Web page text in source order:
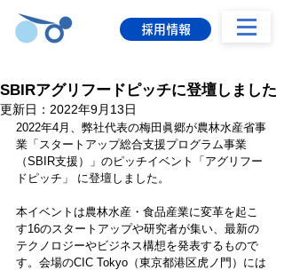
採用情報
SBIRアグリフードピッチに登壇しました
更新日： 2022年9月13日
2022年4月、弊社代表の梅田眞郷が農林水産省事
業「スタートアップ総合支援プログラム事業
（SBIR支援）」のピッチイベント「アグリフー
ドピッチ」 に登壇しました。
本イベントは農林水産・食品産業に変革を起こ
す16のスタートアップや研究者が集い、最新の
テクノロジーやビジネス構想を発表するもので
す。会場のCIC Tokyo（東京都港区虎ノ門）には